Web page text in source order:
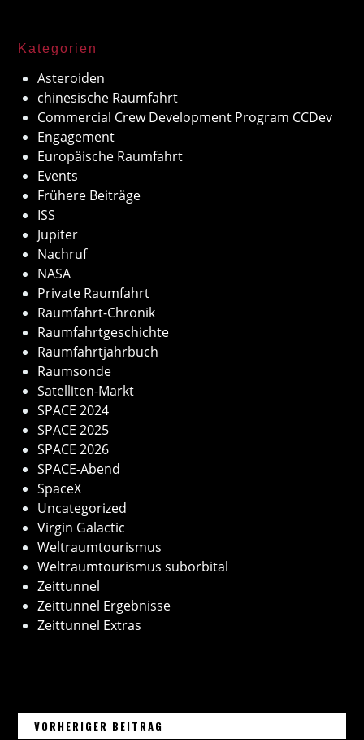
Kategorien
Asteroiden
chinesische Raumfahrt
Commercial Crew Development Program CCDev
Engagement
Europäische Raumfahrt
Events
Frühere Beiträge
ISS
Jupiter
Nachruf
NASA
Private Raumfahrt
Raumfahrt-Chronik
Raumfahrtgeschichte
Raumfahrtjahrbuch
Raumsonde
Satelliten-Markt
SPACE 2024
SPACE 2025
SPACE 2026
SPACE-Abend
SpaceX
Uncategorized
Virgin Galactic
Weltraumtourismus
Weltraumtourismus suborbital
Zeittunnel
Zeittunnel Ergebnisse
Zeittunnel Extras
Beitragsnavigation
VORHERIGER BEITRAG